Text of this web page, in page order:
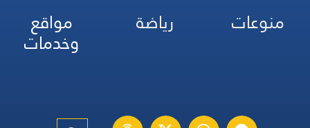
منوعات
رياضة مواقع
وخدمات